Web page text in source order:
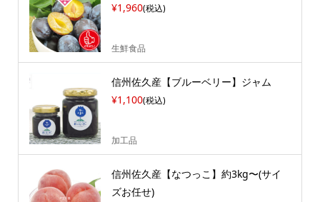
¥1,960(税込)
生鮮食品
信州佐久産【ブルーベリー】ジャム
¥1,100(税込)
加工品
信州佐久産【なつっこ】約3kg〜(サイ
ズお任せ)